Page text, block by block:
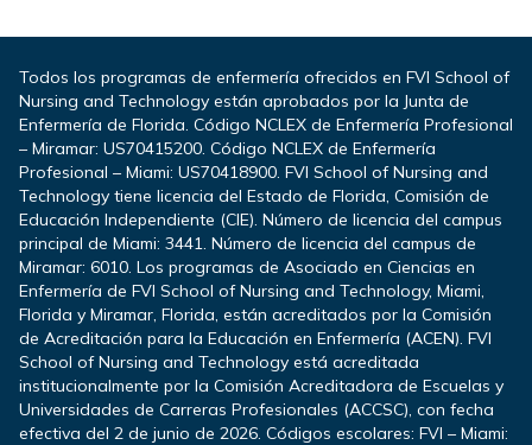
Todos los programas de enfermería ofrecidos en FVI School of
Nursing and Technology están aprobados por la Junta de
Enfermería de Florida. Código NCLEX de Enfermería Profesional
– Miramar: US70415200. Código NCLEX de Enfermería
Profesional – Miami: US70418900. FVI School of Nursing and
Technology tiene licencia del Estado de Florida, Comisión de
Educación Independiente (CIE). Número de licencia del campus
principal de Miami: 3441. Número de licencia del campus de
Miramar: 6010. Los programas de Asociado en Ciencias en
Enfermería de FVI School of Nursing and Technology, Miami,
Florida y Miramar, Florida, están acreditados por la Comisión
de Acreditación para la Educación en Enfermería (ACEN). FVI
School of Nursing and Technology está acreditada
institucionalmente por la Comisión Acreditadora de Escuelas y
Universidades de Carreras Profesionales (ACCSC), con fecha
efectiva del 2 de junio de 2026. Códigos escolares: FVI – Miami: